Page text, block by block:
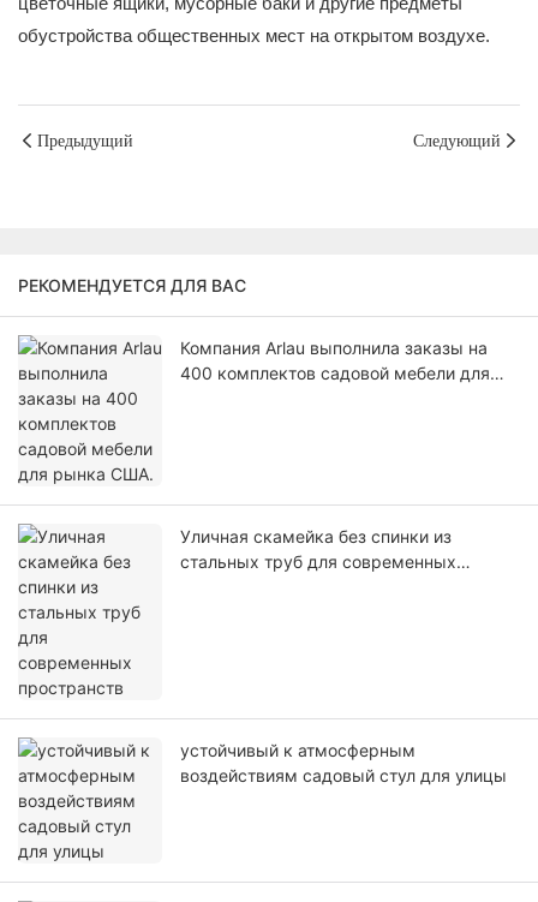
обустройства общественных мест на открытом воздухе.
Предыдущий Следующий
РЕКОМЕНДУЕТСЯ ДЛЯ ВАС
Компания Arlau выполнила заказы на
400 комплектов садовой мебели для
Уличная скамейка без спинки из
стальных труб для современных
устойчивый к атмосферным
воздействиям садовый стул для улицы